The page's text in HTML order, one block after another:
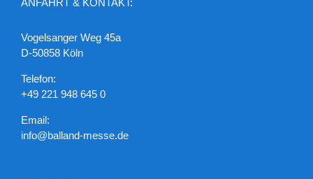
ANFAHRT & KONTAKT:
Vogelsanger Weg 45a
D-50858 Köln
Telefon:
+49 221 948 645 0
Email:
info@balland-messe.de